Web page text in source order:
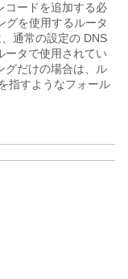
コードを追加する必
グを使用するルータ
通常の設定の DNS
ータで使用されてい
グだけの場合は、ル
指すようなフォール